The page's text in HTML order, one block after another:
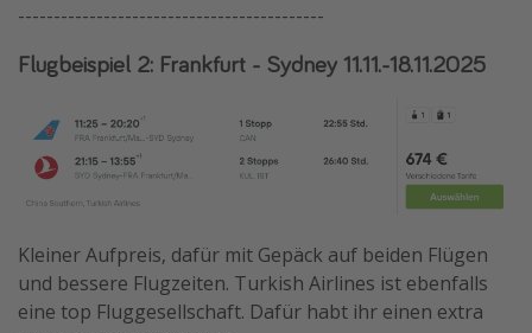
-------------------------------------------
Flugbeispiel 2: Frankfurt - Sydney 11.11.-18.11.2025
Kleiner Aufpreis, dafür mit Gepäck auf beiden Flügen
und bessere Flugzeiten. Turkish Airlines ist ebenfalls
eine top Fluggesellschaft. Dafür habt ihr einen extra